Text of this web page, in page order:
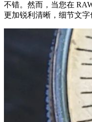
不错。然而，当您在
更加锐利清晰，细节文字